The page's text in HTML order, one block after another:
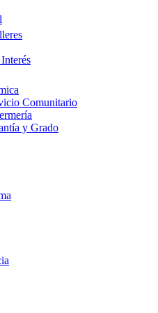
Comunitario
y Grado